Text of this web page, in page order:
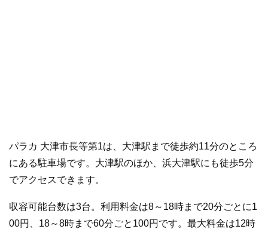
パラカ 大津市長等第1は、大津駅まで徒歩約11分のところ
にある駐車場です。大津駅のほか、浜大津駅にも徒歩5分
でアクセスできます。
収容可能台数は3台。利用料金は8～18時まで20分ごとに1
00円、18～8時まで60分ごと100円です。最大料金は12時